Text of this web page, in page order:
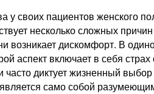
у своих пациентов женского
несколько сложных
возникает дискомфорт. В
аспект включает в себя
часто диктует жизненный
является само собой